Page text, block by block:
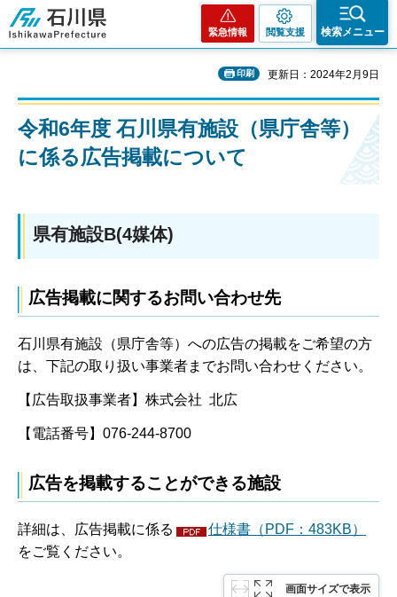
石川県
緊急情報 閲覧支援 検索メニュー
印刷 更新日：2024年2月9日
令和6年度 石川県有施設（県庁舎等）
に係る広告掲載について
県有施設B​​​​​​(4媒体)
広告掲載に関するお問い合わせ先
石川県有施設（県庁舎等）への広告の掲載をご希望の方
は、下記の取り扱い事業者までお問い合わせください。
【広告取扱事業者】株式会社 北広
【電話番号】076-244-8700
広告を掲載することができる施設
詳細は、広告掲載に係る
仕様書（PDF：483KB）
をご覧ください。
画面サイズで表示